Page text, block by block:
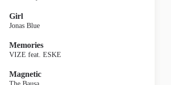
Girl
Jonas Blue
Memories
VIZE feat. ESKE
Magnetic